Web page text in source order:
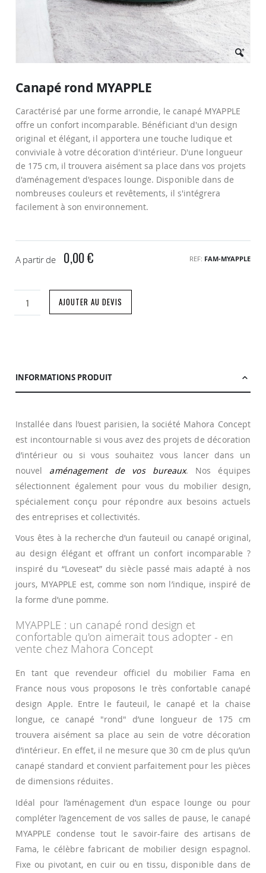
début
la
Galerie
Canapé rond MYAPPLE
Caractérisé par une forme arrondie, le canapé MYAPPLE
offre un confort incomparable. Bénéficiant d'un design
original et élégant, il apportera une touche ludique et
conviviale à votre décoration d'intérieur. D'une longueur
de 175 cm, il trouvera aisément sa place dans vos projets
d'aménagement d'espaces lounge. Disponible dans de
nombreuses couleurs et revêtements, il s'intégrera
facilement à son environnement.
A partir de 0,00 € REF FAM-MYAPPLE
AJOUTER AU DEVIS
INFORMATIONS PRODUIT
Installée dans l’ouest parisien, la société Mahora Concept
est incontournable si vous avez des projets de décoration
d’intérieur ou si vous souhaitez vous lancer dans un
nouvel aménagement de vos bureaux. Nos équipes
sélectionnent également pour vous du mobilier design,
spécialement conçu pour répondre aux besoins actuels
des entreprises et collectivités.
Vous êtes à la recherche d’un fauteuil ou canapé original,
au design élégant et offrant un confort incomparable ?
inspiré du “Loveseat” du siècle passé mais adapté à nos
jours, MYAPPLE est, comme son nom l’indique, inspiré de
la forme d’une pomme.
MYAPPLE : un canapé rond design et
confortable qu'on aimerait tous adopter - en
vente chez Mahora Concept
En tant que revendeur officiel du mobilier Fama en
France nous vous proposons le très confortable canapé
design Apple. Entre le fauteuil, le canapé et la chaise
longue, ce canapé "rond" d’une longueur de 175 cm
trouvera aisément sa place au sein de votre décoration
d’intérieur. En effet, il ne mesure que 30 cm de plus qu’un
canapé standard et convient parfaitement pour les pièces
de dimensions réduites.
Idéal pour l’aménagement d’un espace lounge ou pour
compléter l’agencement de vos salles de pause, le canapé
MYAPPLE condense tout le savoir-faire des artisans de
Fama, le célèbre fabricant de mobilier design espagnol.
Fixe ou pivotant, en cuir ou en tissu, disponible dans de